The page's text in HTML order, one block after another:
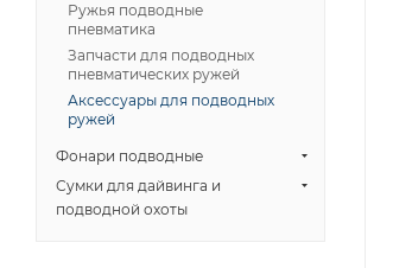
Ружья подводные
пневматика
Запчасти для подводных
пневматических ружей
Аксессуары для подводных
ружей
Фонари подводные
Сумки для дайвинга и
подводной охоты